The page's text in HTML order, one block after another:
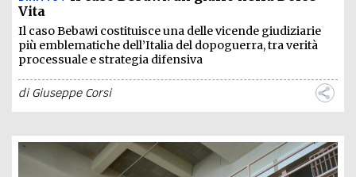
Vita
Il caso Bebawi costituisce una delle vicende giudiziarie
più emblematiche dell’Italia del dopoguerra, tra verità
processuale e strategia difensiva
diGiuseppe Corsi